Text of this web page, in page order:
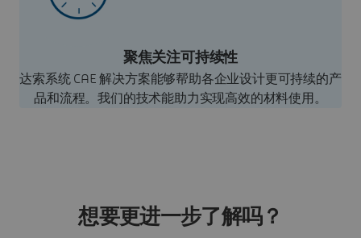
聚焦关注可持续性
达索系统 CAE 解决方案能够帮助各企业设计更可持续的产
品和流程。我们的技术能助力实现高效的材料使用。
想要更进一步了解吗？